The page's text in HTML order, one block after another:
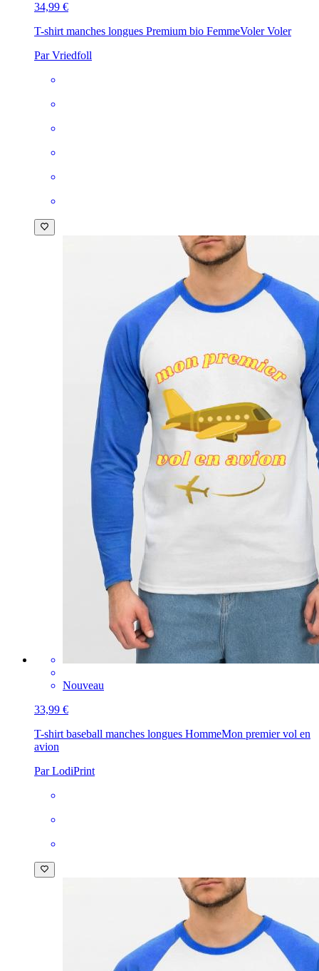
34,99 €
T-shirt manches longues Premium bio FemmeVoler Voler
Par Vriedfoll
Nouveau
33,99 €
T-shirt baseball manches longues HommeMon premier vol en
avion
Par LodiPrint